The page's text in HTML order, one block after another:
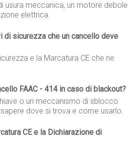
usura meccanica, un motore debole
elettrica.
di sicurezza che un cancello deve
e la Marcatura CE che ne
FAAC - 414 in caso di blackout?
o un meccanismo di sblocco
dove si trova e come usarlo.
CE e la Dichiarazione di